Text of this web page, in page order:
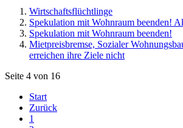
Wirtschaftsflüchtlinge
Spekulation mit Wohnraum beenden!
Spekulation mit Wohnraum beenden!
Mietpreisbremse, Sozialer
erreichen ihre Ziele nicht
Seite 4 von 16
Start
Zurück
1